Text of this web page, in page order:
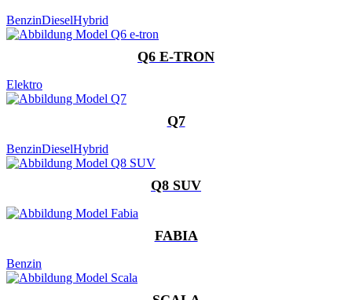
BenzinDieselHybrid
Q6 E-TRON
Elektro
Q7
BenzinDieselHybrid
Q8 SUV
FABIA
Benzin